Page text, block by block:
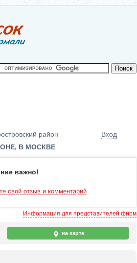
район
Вход
В МОСКВЕ
важно!
свой отзыв и комментарий
Информация для представителей фирм
на карте